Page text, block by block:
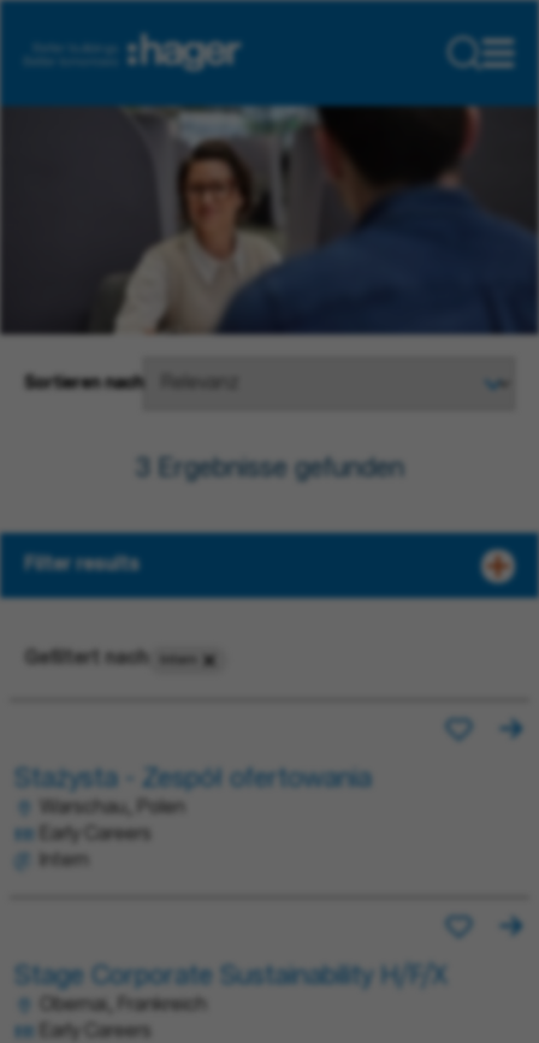
Sortieren nach
Ergebnisse gefunden
Filter results
Gefiltert nach
Stażysta - Zespół ofertowania
Warschau, Polen
Early Careers
Intern
Stage Corporate Sustainability H/F/X
Obernai, Frankreich
Early Careers